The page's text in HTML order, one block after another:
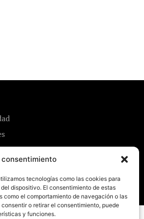
tecnologías como las cookies para
dispositivo. El consentimiento de estas
como el comportamiento de navegación o las
o retirar el consentimiento, puede
y funciones.